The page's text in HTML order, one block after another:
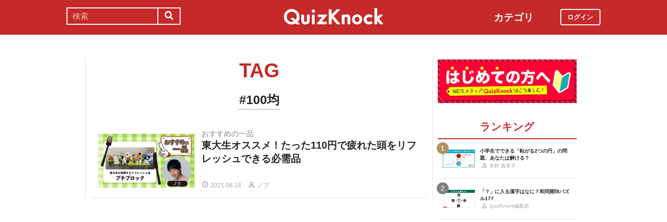
カテゴリ ログイン
TAG
#100均
おすすめの一品
東大生オススメ！たった110円で疲れた頭をリフ
レッシュできる必需品
2021.06.18 ノブ
ランキング
1
小学生でできる「転がる2つの円」の問
題、あなたは解ける？
木村 真実子
2
「？」に入る漢字はなに？和同開珎パズ
ル177
QuizKnock編集部